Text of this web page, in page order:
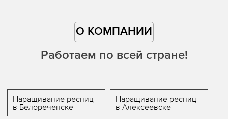
О КОМПАНИИ
Работаем по всей стране!
Наращивание ресниц
в Белореченске
Наращивание ресниц
в Алексеевске